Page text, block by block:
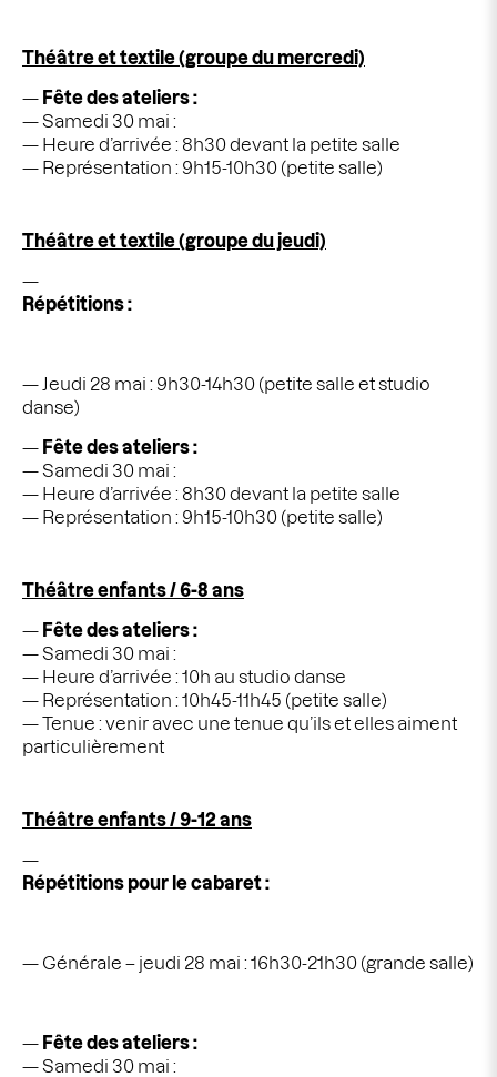
Théâtre et textile (groupe du mercredi)
Fête des ateliers :
Samedi 30 mai :
Heure d’arrivée : 8h30 devant la petite salle
Représentation : 9h15-10h30 (petite salle)
Théâtre et textile (groupe du jeudi)
Répétitions :
Jeudi 28 mai : 9h30-14h30 (petite salle et studio
danse)
Fête des ateliers :
Samedi 30 mai :
Heure d’arrivée : 8h30 devant la petite salle
Représentation : 9h15-10h30 (petite salle)
Théâtre enfants / 6-8 ans
Fête des ateliers :
Samedi 30 mai :
Heure d’arrivée : 10h au studio danse
Représentation : 10h45-11h45 (petite salle)
Tenue : venir avec une tenue qu’ils et elles aiment
particulièrement
Théâtre enfants / 9-12 ans
Répétitions pour lecabaret :
Générale – jeudi 28 mai : 16h30-21h30 (grande salle)
Fête des ateliers :
Samedi 30 mai :